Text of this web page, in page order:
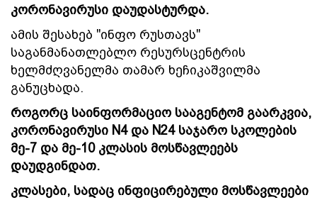
კორონავირუსი დაუდასტურდა.
ამის შესახებ "ინფო რუსთავს"
საგანმანათლებლო რესურსცენტრის
ხელმძღვანელმა თამარ ხეჩიკაშვილმა
განუცხადა.
როგორც საინფორმაციო სააგენტომ გაარკვია,
კორონავირუსი N4 და N24 საჯარო სკოლების
მე-7 და მე-10 კლასის მოსწავლეებს
დაუდგინდათ.
კლასები, სადაც ინფიცირებული მოსწავლეები